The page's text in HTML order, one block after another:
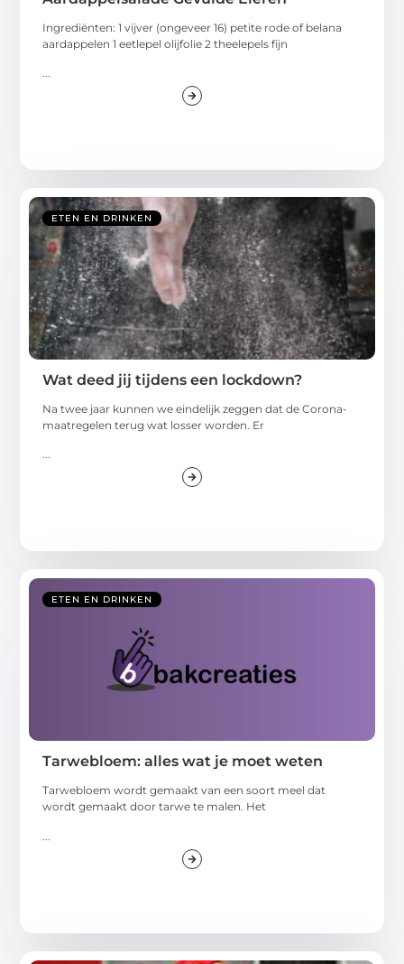
Ingrediënten: 1 vijver (ongeveer 16) petite rode of belana
aardappelen 1 eetlepel olijfolie 2 theelepels fijn
...
ETEN EN DRINKEN
Wat deed jij tijdens een lockdown?
Na twee jaar kunnen we eindelijk zeggen dat de Corona-
maatregelen terug wat losser worden. Er
...
ETEN EN DRINKEN
Tarwebloem: alles wat je moet weten
Tarwebloem wordt gemaakt van een soort meel dat
wordt gemaakt door tarwe te malen. Het